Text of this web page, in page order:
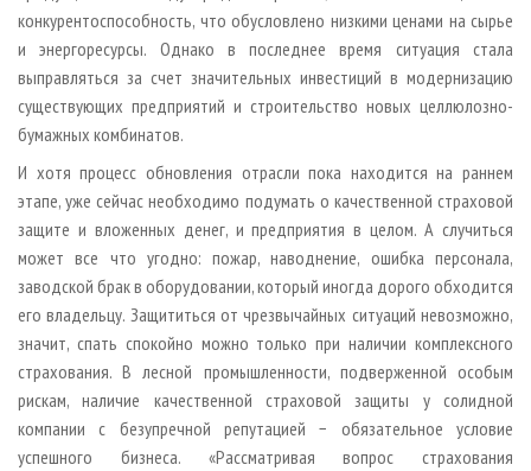
конкурентоспособность, что обусловлено низкими ценами на сырье
и энергоресурсы. Однако в последнее время ситуация стала
выправляться за счет значительных инвестиций в модернизацию
существующих предприятий и строительство новых целлюлозно­
бумажных комбинатов.
И хотя процесс обновления отрасли пока находится на раннем
этапе, уже сейчас необходимо подумать о качественной страховой
защите и вложенных денег, и предприятия в целом. А случиться
может все что угодно: пожар, наводнение, ошибка персонала,
заводской брак в оборудовании, который иногда дорого обходится
его владельцу. Защититься от чрезвычайных ситуаций невозможно,
значит, спать спокойно можно только при наличии комплексного
страхования. В лесной промышленности, подверженной особым
рискам, наличие качественной страховой защиты у солидной
компании с безупречной репутацией − обязательное условие
успешного бизнеса. «Рассматривая вопрос страхования